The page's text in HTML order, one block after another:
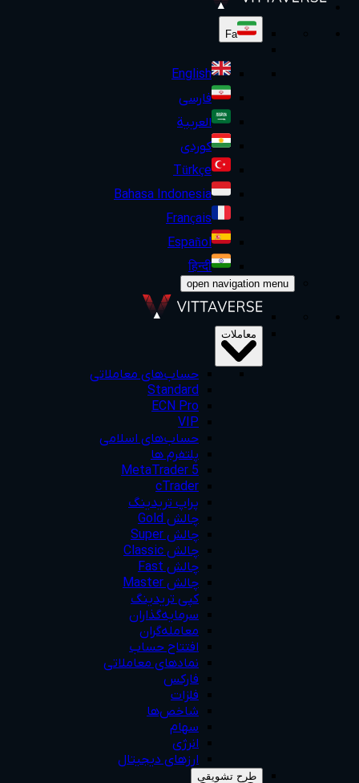
Fa
English
فارسی
العربية
کوردی
Türkçe
Bahasa Indonesia
Français
Español
हिन्दी
open navigation menu
معاملات
حساب‌های معاملاتی
Standard
ECN Pro
VIP
حساب‌های اسلامی
پلتفرم ها
MetaTrader 5
cTrader
پراپ تریدینگ
چالش Gold
چالش Super
چالش Classic
چالش Fast
چالش Master
کپی تریدینگ
سرمایه‌گذاران
معامله‌گران
افتتاح حساب
نمادهای معاملاتی
فارکس
فلزات
شاخص‌ها
سهام
انرژی
ارزهای دیجیتال
طرح‌ تشویقی